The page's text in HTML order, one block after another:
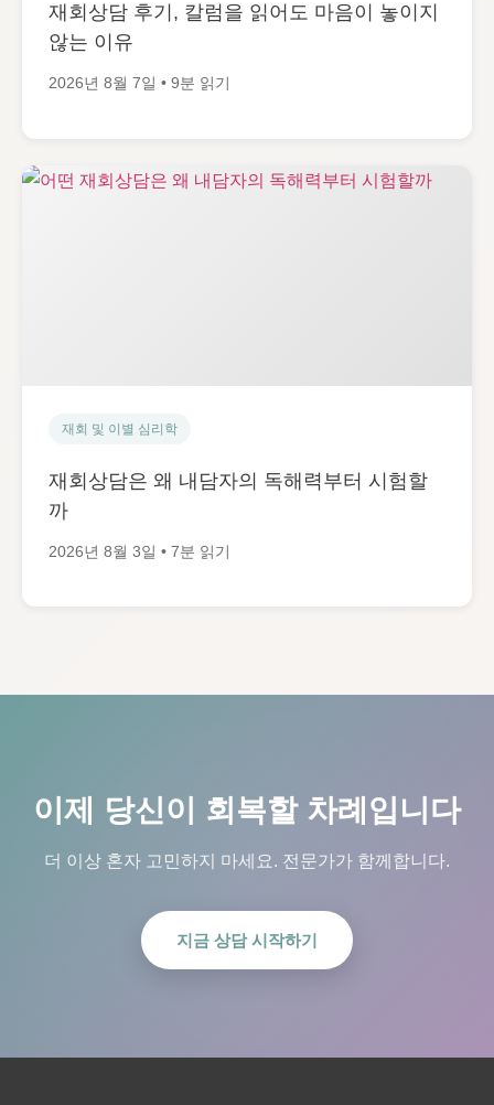
재회상담 후기, 칼럼을 읽어도 마음이 놓이지
않는 이유
2026년 8월 7일 • 9분 읽기
재회 및 이별 심리학
재회상담은 왜 내담자의 독해력부터 시험할
까
2026년 8월 3일 • 7분 읽기
이제 당신이 회복할 차례입니다
더 이상 혼자 고민하지 마세요. 전문가가 함께합니다.
지금 상담 시작하기